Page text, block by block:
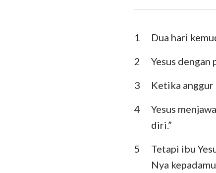
Imamat
Ulangan
Hakim-Hakim
I Raja-Raja
I Tawarikh
Ezra
1
Dua hari
2
Yesus
3
Ketika anggur
4
Yesus
diri.”
5
Tetapi ibu
Nya